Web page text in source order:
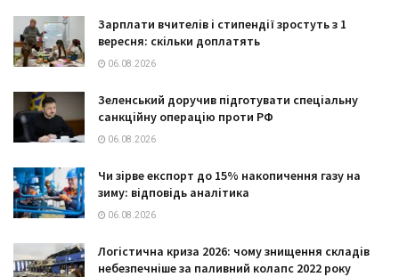
Зарплати вчителів і стипендії зростуть з 1
вересня: скільки доплатять
06.08.2026
Зеленський доручив підготувати спеціальну
санкційну операцію проти РФ
06.08.2026
Чи зірве експорт до 15% накопичення газу на
зиму: відповідь аналітика
06.08.2026
Логістична криза 2026: чому знищення складів
небезпечніше за паливний колапс 2022 року